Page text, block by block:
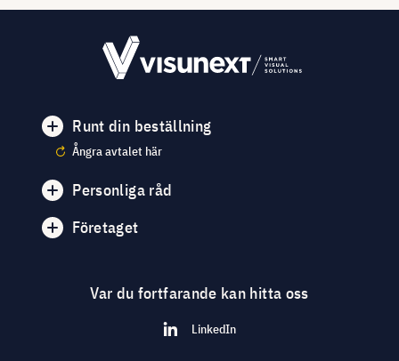
Runt din beställning
Ångra avtalet här
Personliga råd
Företaget
Var du fortfarande kan hitta oss
LinkedIn